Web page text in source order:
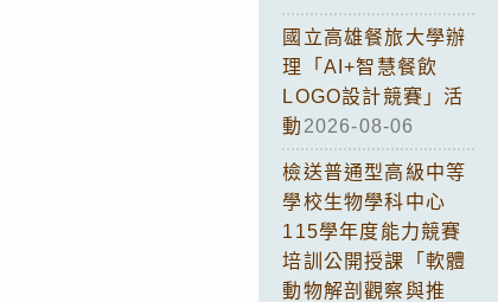
國立高雄餐旅大學辦
理「AI+智慧餐飲
LOGO設計競賽」活
動 2026-08-06
檢送普通型高級中等
學校生物學科中心
115學年度能力競賽
培訓公開授課「軟體
動物解剖觀察與推